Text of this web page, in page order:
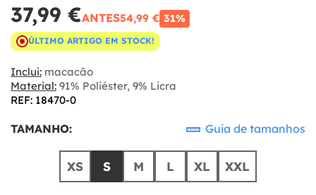
37,99 €ANTES54,99 € 31%
ÚLTIMO ARTIGO EM STOCK!
Inclui: macacão
Material: 91% Poliéster, 9% Licra
REF: 18470-0
TAMANHO: Guia de tamanhos
XS S M L XL XXL